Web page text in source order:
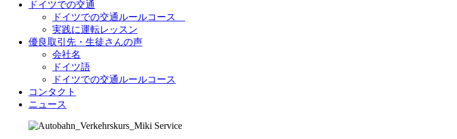
ドイツでの交通
ドイツでの交通ルールコース
実践に運転レッスン
優良取引先・生徒さんの声
会社名
ドイツ語
ドイツでの交通ルールコース
コンタクト
ニュース